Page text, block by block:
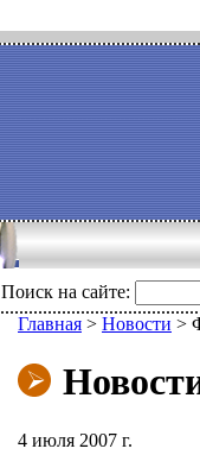
Поиск на сайте:
Главная > Новости >
4 июля 2007 г.